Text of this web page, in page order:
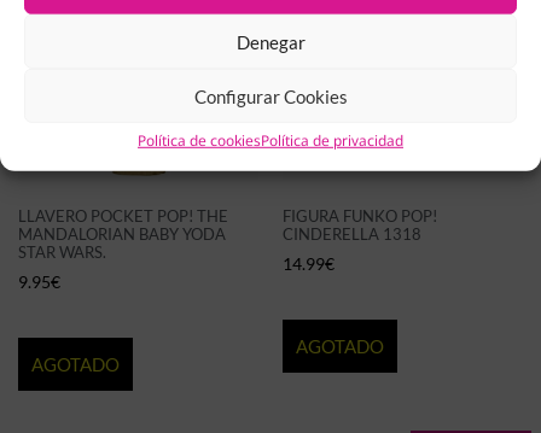
Denegar
Configurar Cookies
Política de cookiesPolítica de privacidad
LLAVERO POCKET POP! THE
MANDALORIAN BABY YODA
STAR WARS.
9.95€
AGOTADO
FIGURA FUNKO POP!
CINDERELLA 1318
14.99€
AGOTADO